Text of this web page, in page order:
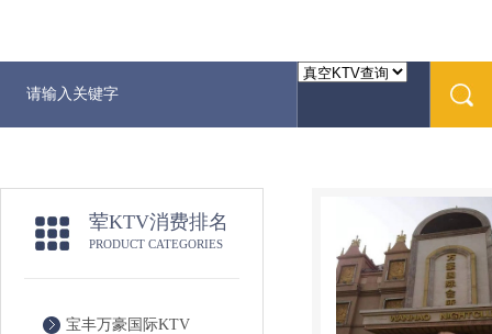
荤KTV消费排名
PRODUCT CATEGORIES
宝丰万豪国际KTV